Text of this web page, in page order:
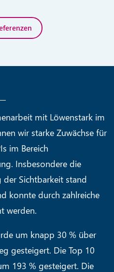
mit Löwenstark im
wir starke Zuwächse für
im Bereich
Insbesondere die
der Sichtbarkeit stand
konnte durch zahlreiche
werden.
um knapp 30 % über
gesteigert. Die Top 10
193 % gesteigert. Die